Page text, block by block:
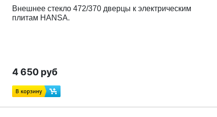
Внешнее стекло 472/370 дверцы к электрическим
плитам HANSA.
4 650 руб